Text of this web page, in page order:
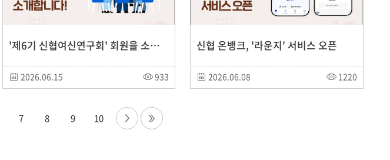
'제6기 신협여신연구회' 회원을 소개합니다!
2026.06.15 933
신협 온뱅크, '라운지' 서비스 오픈
2026.06.08 1220
7 8 9 10